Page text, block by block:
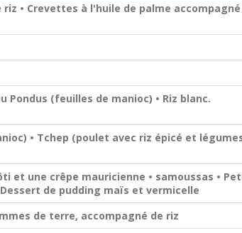
• Crevettes à l'huile de palme accompagné
Pondus (feuilles de manioc) • Riz blanc.
• Tchep (poulet avec riz épicé et
une crêpe mauricienne • samoussas •
de pudding maïs et vermicelle
de terre, accompagné de riz